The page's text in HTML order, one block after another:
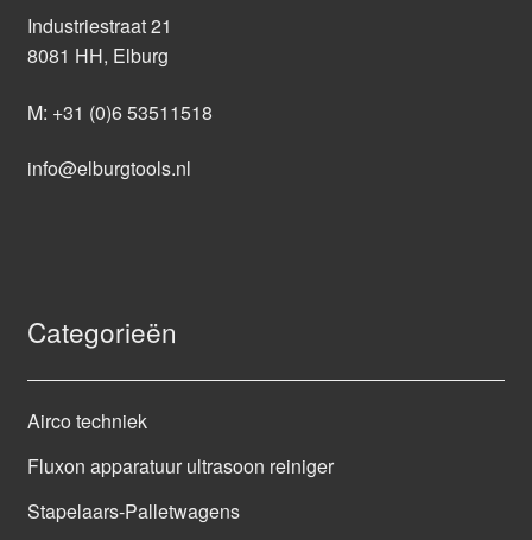
Industriestraat 21
8081 HH, Elburg
M: +31 (0)6 53511518
info@elburgtools.nl
Categorieën
Airco techniek
Fluxon apparatuur ultrasoon reiniger
Stapelaars-Palletwagens